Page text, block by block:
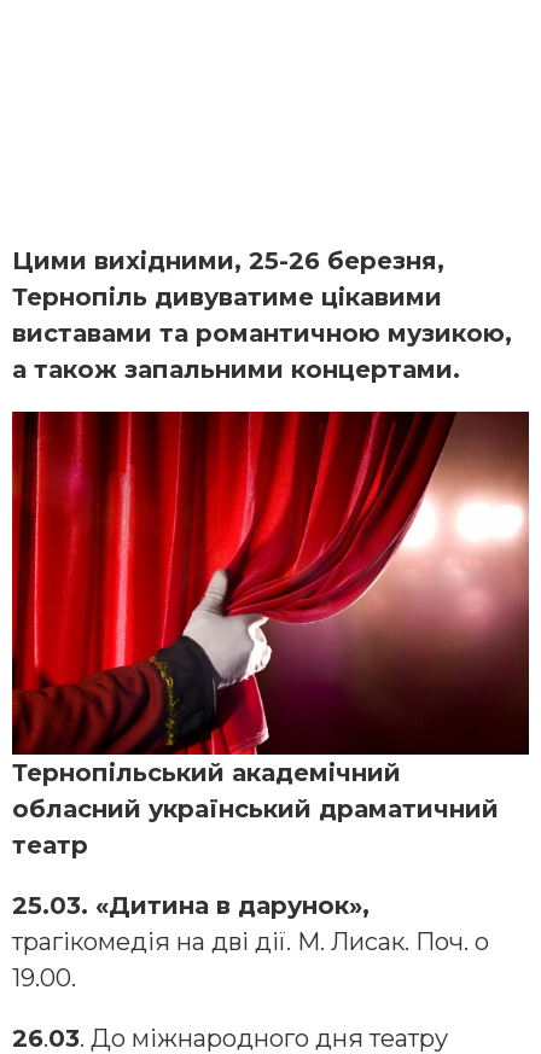
Цими вихідними, 25-26 березня,
Тернопіль дивуватиме цікавими
виставами та романтичною музикою,
а також запальними концертами.
Тернопільський академічний
обласний український драматичний
театр
25.03. «Дитина в дарунок»,
трагікомедія на дві дії. М. Лисак. Поч. о
19.00.
26.03. До міжнародного дня театру